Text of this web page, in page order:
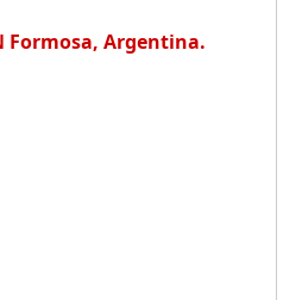
Formosa, Argentina.